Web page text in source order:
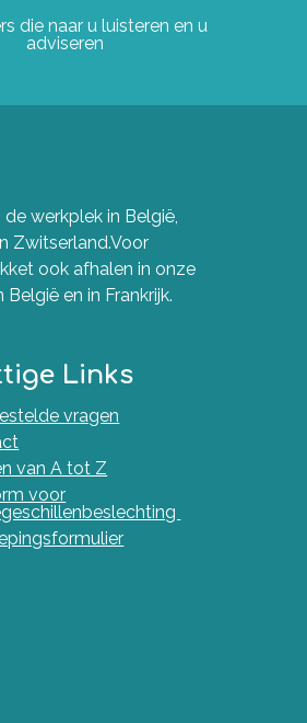
die naar u luisteren en u
adviseren
werkplek in België,
Zwitserland.Voor
ook afhalen in onze
en in Frankrijk.
Links
vragen
van A tot Z
voor